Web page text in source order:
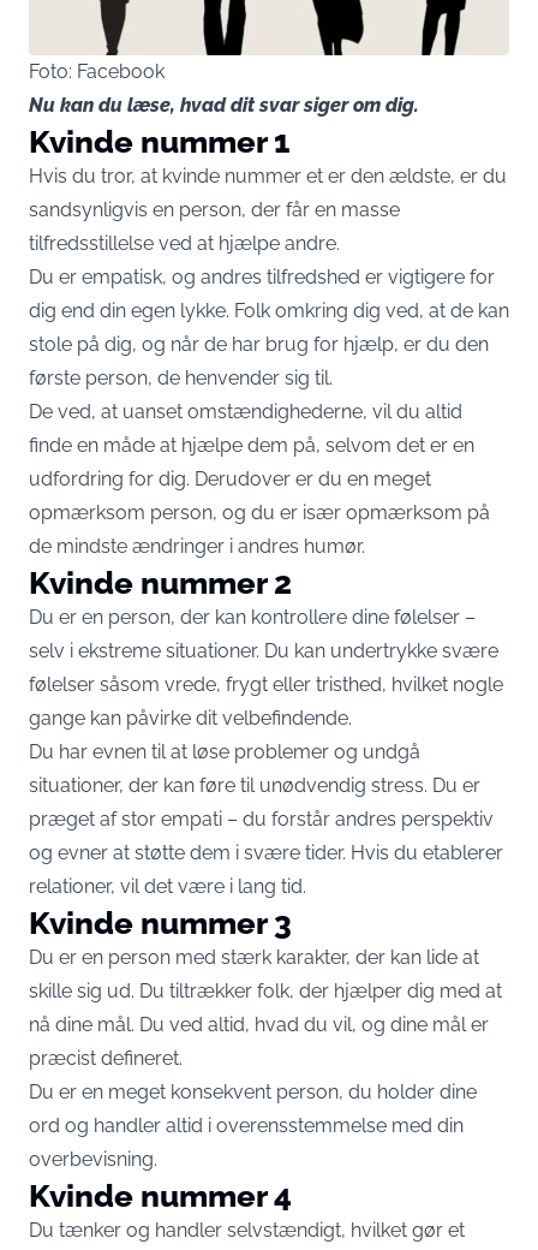
Foto: Facebook
Nu kan du læse, hvad dit svar siger om dig.
Kvinde nummer 1
Hvis du tror, ​​at kvinde nummer et er den ældste, er du
sandsynligvis en person, der får en masse
tilfredsstillelse ved at hjælpe andre.
Du er empatisk, og andres tilfredshed er vigtigere for
dig end din egen lykke. Folk omkring dig ved, at de kan
stole på dig, og når de har brug for hjælp, er du den
første person, de henvender sig til.
De ved, at uanset omstændighederne, vil du altid
finde en måde at hjælpe dem på, selvom det er en
udfordring for dig. Derudover er du en meget
opmærksom person, og du er især opmærksom på
de mindste ændringer i andres humør.
Kvinde nummer 2
Du er en person, der kan kontrollere dine følelser –
selv i ekstreme situationer. Du kan undertrykke svære
følelser såsom vrede, frygt eller tristhed, hvilket nogle
gange kan påvirke dit velbefindende.
Du har evnen til at løse problemer og undgå
situationer, der kan føre til unødvendig stress. Du er
præget af stor empati – du forstår andres perspektiv
og evner at støtte dem i svære tider. Hvis du etablerer
relationer, vil det være i lang tid.
Kvinde nummer 3
Du er en person med stærk karakter, der kan lide at
skille sig ud. Du tiltrækker folk, der hjælper dig med at
nå dine mål. Du ved altid, hvad du vil, og dine mål er
præcist defineret.
Du er en meget konsekvent person, du holder dine
ord og handler altid i overensstemmelse med din
overbevisning.
Kvinde nummer 4
Du tænker og handler selvstændigt, hvilket gør et